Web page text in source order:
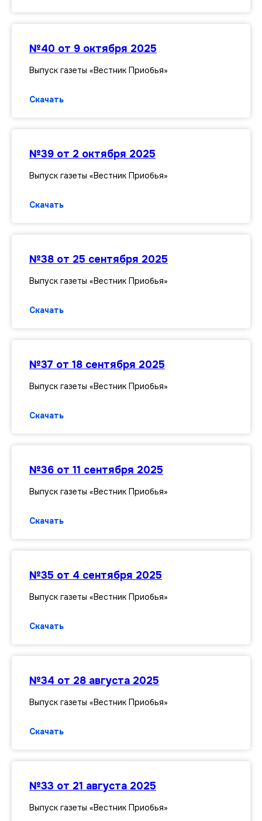
№40 от 9 октября 2025
Выпуск газеты «Вестник Приобья»
Скачать
№39 от 2 октября 2025
Выпуск газеты «Вестник Приобья»
Скачать
№38 от 25 сентября 2025
Выпуск газеты «Вестник Приобья»
Скачать
№37 от 18 сентября 2025
Выпуск газеты «Вестник Приобья»
Скачать
№36 от 11 сентября 2025
Выпуск газеты «Вестник Приобья»
Скачать
№35 от 4 сентября 2025
Выпуск газеты «Вестник Приобья»
Скачать
№34 от 28 августа 2025
Выпуск газеты «Вестник Приобья»
Скачать
№33 от 21 августа 2025
Выпуск газеты «Вестник Приобья»